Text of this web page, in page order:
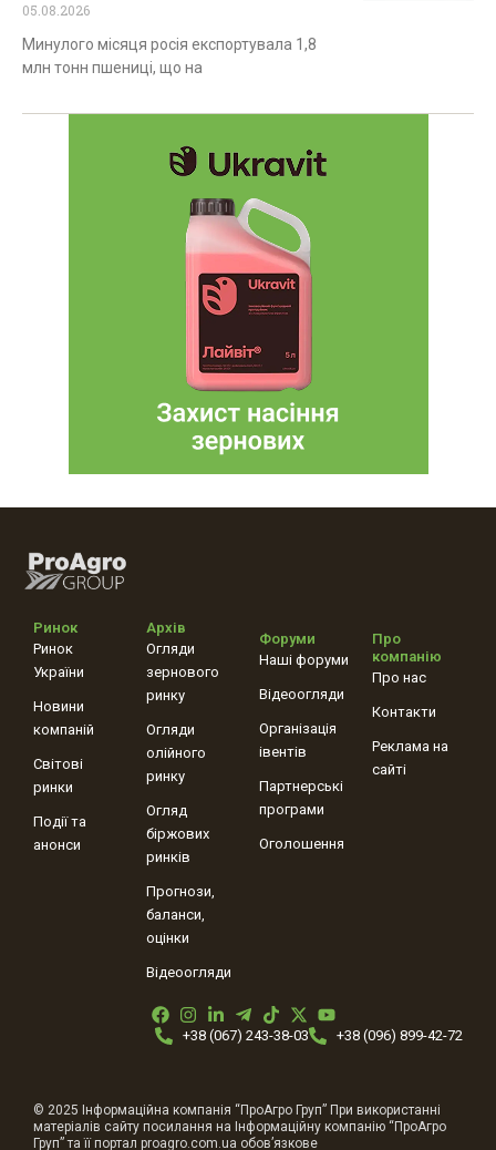
05.08.2026
Минулого місяця росія експортувала 1,8
млн тонн пшениці, що на
Ринок
Ринок
України
Новини
компаній
Світові
ринки
Події та
анонси
Архів
Огляди
зернового
ринку
Огляди
олійного
ринку
Огляд
біржових
ринків
Прогнози,
баланси,
оцінки
Відеоогляди
Форуми
Наші форуми
Відеоогляди
Організація
івентів
Партнерські
програми
Оголошення
Про
компанію
Про нас
Контакти
Реклама на
сайті
+38 (067) 243-38-03 +38 (096) 899-42-72
© 2025 Інформаційна компанія “ПроАгро Груп” При використанні
матеріалів сайту посилання на Інформаційну компанію “ПроАгро
Груп” та її портал proagro.com.ua обов’язкове